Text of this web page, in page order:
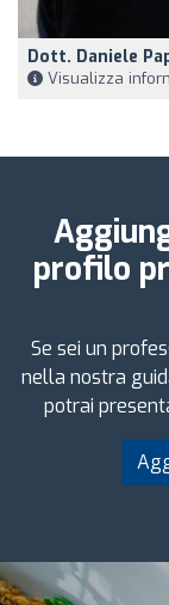
Dott. Daniele
Visualizza
profilo
Se sei un
nella nostra
potrai